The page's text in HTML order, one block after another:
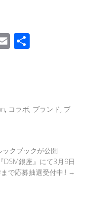
E
m
, コラボ, ブランド, プ
ックブックが公開
DSM銀座』にて3月9日
まで応募抽選受付中!! →